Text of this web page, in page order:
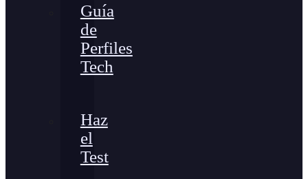
Guía
de
Perfiles
Tech
Haz
el
Test